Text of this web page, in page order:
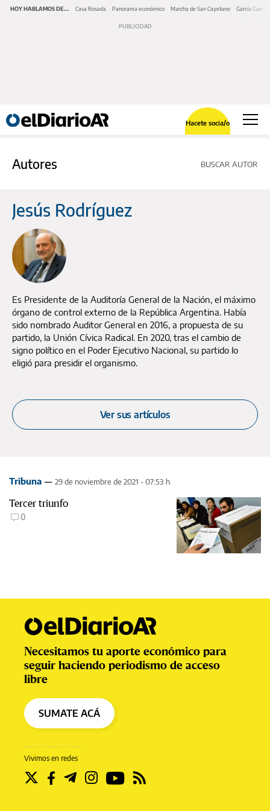
HOY HABLAMOS DE... Casa Rosada Panorama económico Marcha de San Cayetano García Cuerva
Hacete socia/o
Autores BUSCAR AUTOR
Jesús Rodríguez
Es Presidente de la Auditoría General de la Nación, el máximo
órgano de control externo de la República Argentina. Había
sido nombrado Auditor General en 2016, a propuesta de su
partido, la Unión Cívica Radical. En 2020, tras el cambio de
signo político en el Poder Ejecutivo Nacional, su partido lo
eligió para presidir el organismo.
Ver sus artículos
Tribuna 29 de noviembre de 2021 - 07:53 h
Tercer triunfo
0
Vivimos en redes
Necesitamos tu aporte económico para
seguir haciendo periodismo de acceso
libre
SUMATE ACÁ